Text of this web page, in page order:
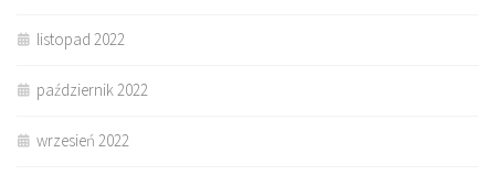
listopad 2022
październik 2022
wrzesień 2022